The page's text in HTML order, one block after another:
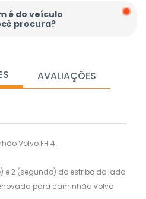
é do veículo
procura?
AVALIAÇÕES
Volvo FH 4.
e 2 (segundo) do estribo do lado
para caminhão Volvo